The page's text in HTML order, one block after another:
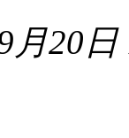
月20日